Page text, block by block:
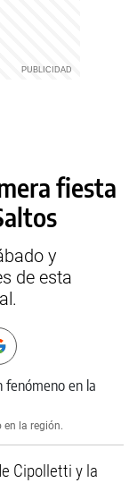
fiesta
y
de esta
en la región.
Cipolletti y la